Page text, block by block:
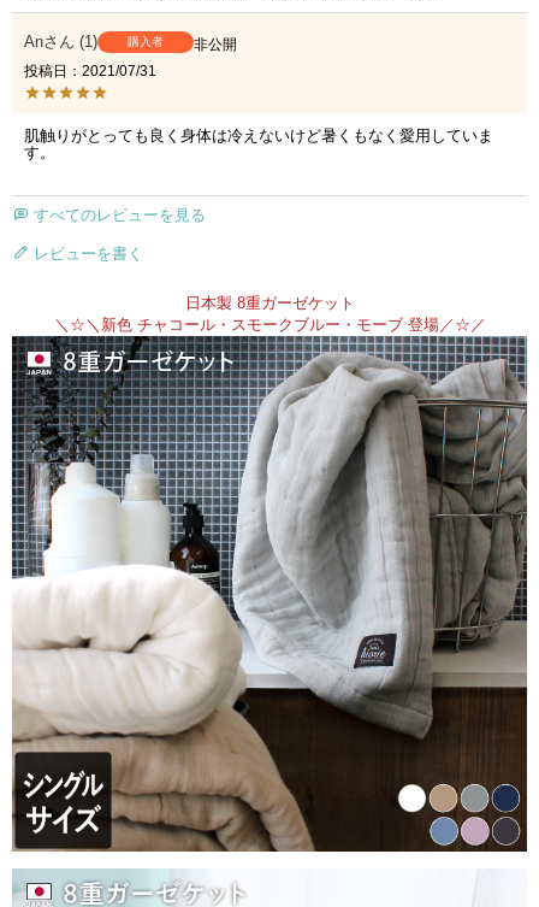
An 1 購入者
非公開
投稿日
2021/07/31
肌触りがとっても良く身体は冷えないけど暑くもなく愛用していま
す。
すべてのレビューを見る
レビューを書く
日本製 8重ガーゼケット
＼☆＼新色 チャコール・スモークブルー・モーブ 登場／☆／